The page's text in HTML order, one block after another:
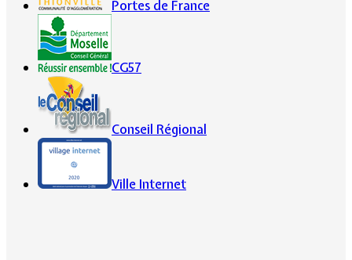
Portes de France
CG57
Conseil Régional
Ville Internet